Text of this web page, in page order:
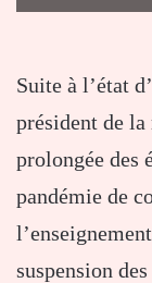
Suite à l’état
président de
prolongée des
pandémie de
suspension